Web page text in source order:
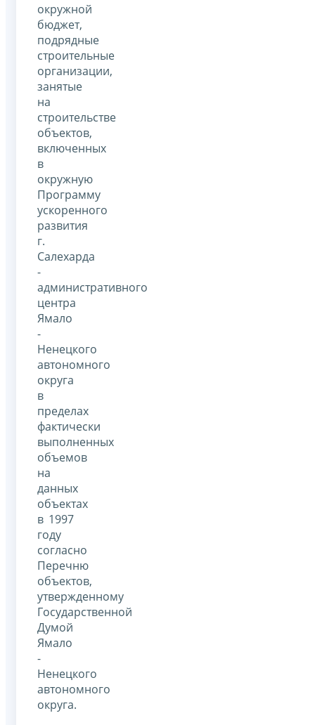
окружной
бюджет,
подрядные
строительные
организации,
занятые
на
строительстве
объектов,
включенных
в
окружную
Программу
ускоренного
развития
г.
Салехарда
-
административного
центра
Ямало
-
Ненецкого
автономного
округа
в
пределах
фактически
выполненных
объемов
на
данных
объектах
в 1997
году
согласно
Перечню
объектов,
утвержденному
Государственной
Думой
Ямало
-
Ненецкого
автономного
округа.